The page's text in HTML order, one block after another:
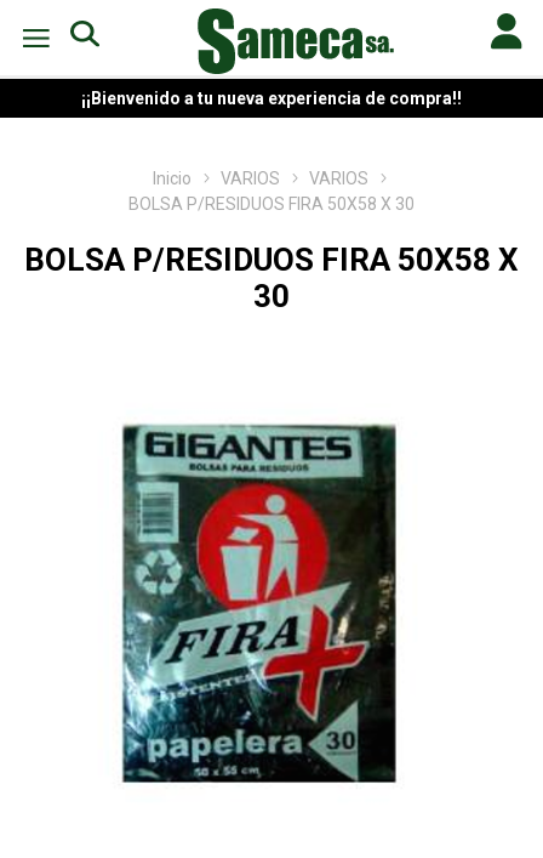
¡¡Bienvenido a tu nueva experiencia de compra!!
Inicio VARIOS
VARIOS
BOLSA P/RESIDUOS FIRA 50X58 X 30
BOLSA P/RESIDUOS FIRA 50X58 X
30